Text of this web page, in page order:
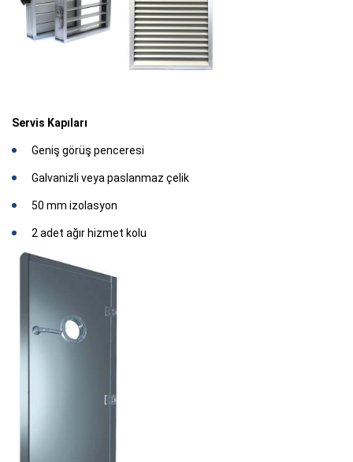
Servis Kapıları
Geniş görüş penceresi
Galvanizli veya paslanmaz çelik
50 mm izolasyon
2 adet ağır hizmet kolu